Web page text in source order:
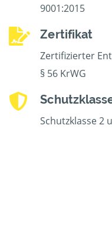
9001:2015
Zertifikat
Zertifizierter
§ 56 KrWG
Schutzklasse 2